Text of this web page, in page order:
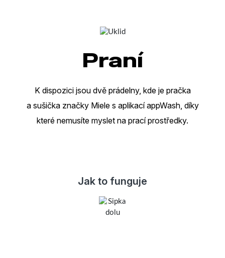
Praní
K dispozici jsou dvě prádelny, kde je pračka
a sušička značky Miele s aplikací appWash, díky
které nemusíte myslet na prací prostředky.
Jak to funguje